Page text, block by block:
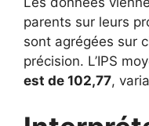
parents sur leurs
sont agrégées sur
précision. L’IPS
est de 102,77,